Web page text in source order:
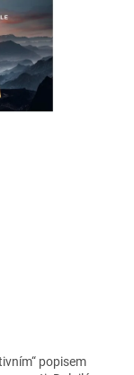
popisem